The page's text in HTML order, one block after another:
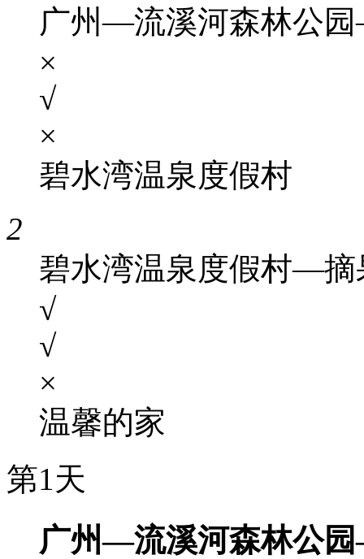
广州—流溪河森林公
×
√
×
碧水湾温泉度假村
2
碧水湾温泉度假村—
√
√
×
温馨的家
第1天
广州—流溪河森林公